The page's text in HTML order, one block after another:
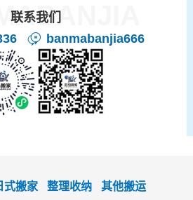
联系我们
banmabanjia666
式搬家 整理收纳 其他搬运